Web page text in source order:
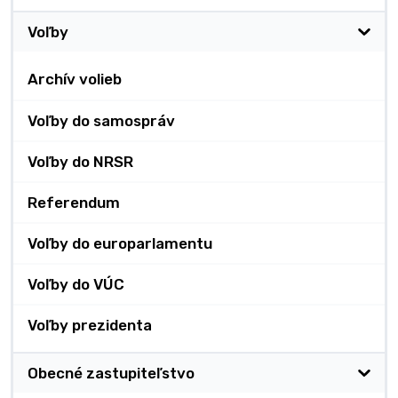
Voľby
Archív volieb
Voľby do samospráv
Voľby do NRSR
Referendum
Voľby do europarlamentu
Voľby do VÚC
Voľby prezidenta
Obecné zastupiteľstvo